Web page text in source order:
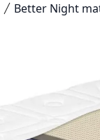
Better Night